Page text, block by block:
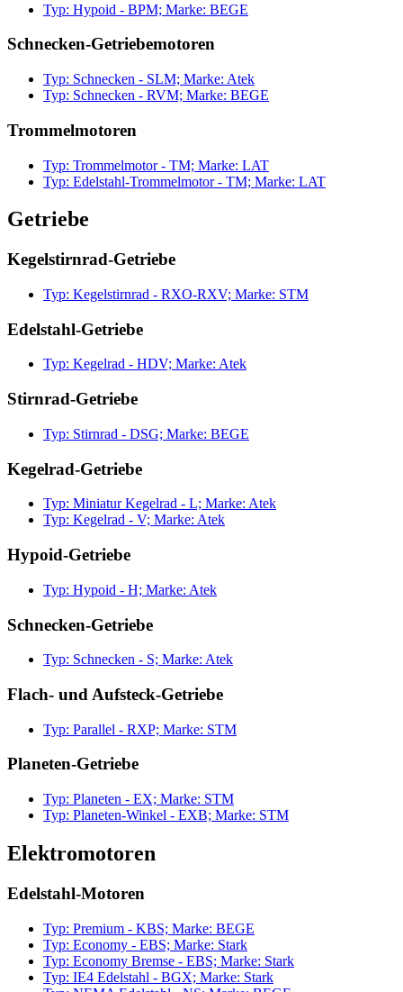
Typ: Hypoid - BPM; Marke: BEGE
Schnecken-Getriebemotoren
Typ: Schnecken - SLM; Marke: Atek
Typ: Schnecken - RVM; Marke: BEGE
Trommelmotoren
Typ: Trommelmotor - TM; Marke: LAT
Typ: Edelstahl-Trommelmotor - TM; Marke: LAT
Getriebe
Kegelstirnrad-Getriebe
Typ: Kegelstirnrad - RXO-RXV; Marke: STM
Edelstahl-Getriebe
Typ: Kegelrad - HDV; Marke: Atek
Stirnrad-Getriebe
Typ: Stirnrad - DSG; Marke: BEGE
Kegelrad-Getriebe
Typ: Miniatur Kegelrad - L; Marke: Atek
Typ: Kegelrad - V; Marke: Atek
Hypoid-Getriebe
Typ: Hypoid - H; Marke: Atek
Schnecken-Getriebe
Typ: Schnecken - S; Marke: Atek
Flach- und Aufsteck-Getriebe
Typ: Parallel - RXP; Marke: STM
Planeten-Getriebe
Typ: Planeten - EX; Marke: STM
Typ: Planeten-Winkel - EXB; Marke: STM
Elektromotoren
Edelstahl-Motoren
Typ: Premium - KBS; Marke: BEGE
Typ: Economy - EBS; Marke: Stark
Typ: Economy Bremse - EBS; Marke: Stark
Typ: IE4 Edelstahl - BGX; Marke: Stark